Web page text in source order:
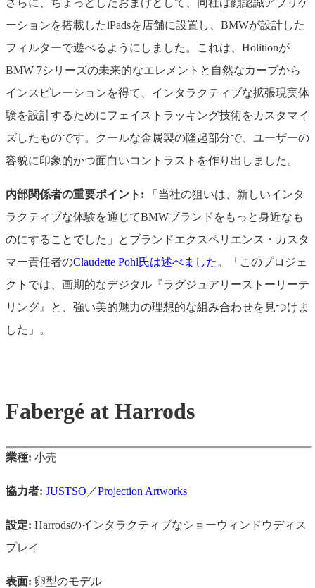
さらに、ちょっとしたおまけとして、同社は顔認識アプリケ
ーションを搭載したiPadsを店舗に設置し、BMWが設計した
フィルターで遊べるようにしました。これは、Holitionが
BMW 7シリーズの未来的なエレメントと自然なカーブから
インスピレーションを得て、インタラクティブな拡張現実体
験を設計するためにフェイストラッキング技術をカスタマイ
ズしたものです。クールな金属製の隆起部分で、ユーザーの
容貌に印象的かつ面白いコントラストを作り出しました。
内部関係者の重要ポイント:
「当社の狙いは、新しいインタ
ラクティブな体験を通じてBMWブランドをもっと身近なも
のにすることでした」とブランドエクスペリエンス・カスタ
マー責任者のClaudette Pohl氏は述べました 。「このプロジェ
クトでは、画期的なデジタル『ラグジュアリーストーリーテ
リング』と、強い美的魅力の理想的な組み合わせを見つけま
した」。
Fabergé at Harrods
業種: 小売
協力者: JUSTSO ／Projection Artworks
設定: Harrodsのインタラクティブなショーウィンドウディス
プレイ
表面: 卵型のモデル